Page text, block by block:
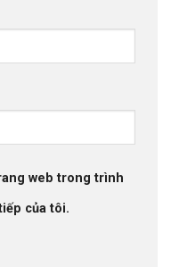
web trong trình
của tôi.